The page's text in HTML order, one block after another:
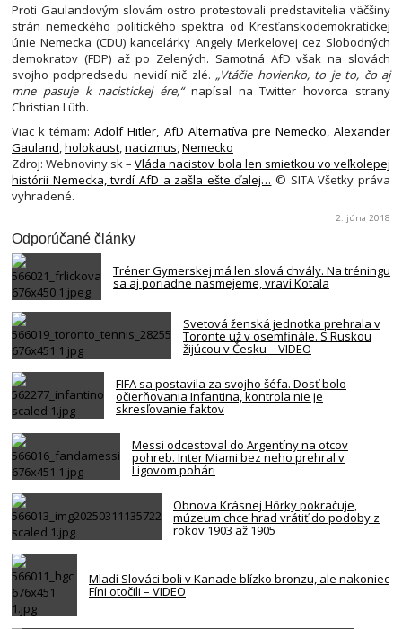
Proti Gaulandovým slovám ostro protestovali predstavitelia väčšiny
strán nemeckého politického spektra od Kresťanskodemokratickej
únie Nemecka (CDU) kancelárky Angely Merkelovej cez Slobodných
demokratov (FDP) až po Zelených. Samotná AfD však na slovách
svojho podpredsedu nevidí nič zlé. „Vtáčie hovienko, to je to, čo aj
mne pasuje k nacistickej ére,“napísal na Twitter hovorca strany
Christian Lüth.
Viac k témam:Adolf Hitler, AfD Alternatíva pre Nemecko,Alexander
Gauland,holokaust,nacizmus,Nemecko
Zdroj: Webnoviny.sk –Vláda nacistov bola len smietkou vo veľkolepej
histórii Nemecka, tvrdí AfD a zašla ešte ďalej… © SITA Všetky práva
vyhradené.
2. júna 2018
Odporúčané články
Tréner Gymerskej má len slová chvály. Na tréningu
sa aj poriadne nasmejeme, vraví Kotala
Svetová ženská jednotka prehrala v
Toronte už v osemfinále. S Ruskou
žijúcou v Česku – VIDEO
FIFA sa postavila za svojho šéfa. Dosť bolo
očierňovania Infantina, kontrola nie je
skresľovanie faktov
Messi odcestoval do Argentíny na otcov
pohreb. Inter Miami bez neho prehral v
Ligovom pohári
Obnova Krásnej Hôrky pokračuje,
múzeum chce hrad vrátiť do podoby z
rokov 1903 až 1905
Mladí Slováci boli v Kanade blízko bronzu, ale nakoniec
Fíni otočili – VIDEO